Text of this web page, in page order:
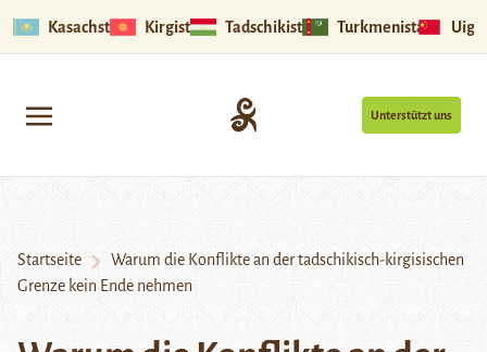
Kasachstan Kirgistan Tadschikistan Turkmenistan
Unterstützt uns
Startseite
Warum die Konflikte an der tadschikisch-kirgisischen
Grenze kein Ende nehmen